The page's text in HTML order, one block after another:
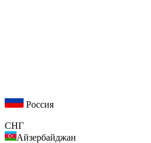
Россия
СНГ
Айзербайджан